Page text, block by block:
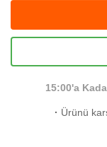
15:00'a
· Ürünü